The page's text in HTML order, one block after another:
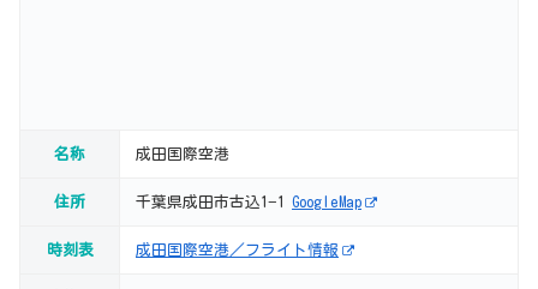
名称 成田国際空港
住所 千葉県成田市古込1−1 GoogleMap
時刻表 成田国際空港／フライト情報